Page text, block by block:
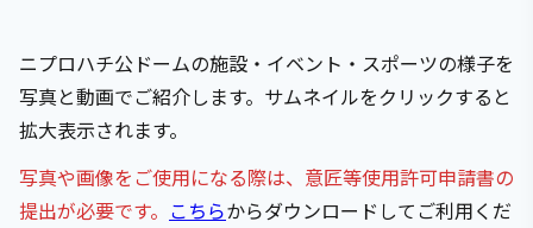
ニプロハチ公ドームの施設・イベント・スポーツの様子を
写真と動画でご紹介します。サムネイルをクリックすると
拡大表示されます。
写真や画像をご使用になる際は、意匠等使用許可申請書の
提出が必要です。 こちらからダウンロードしてご利用くだ